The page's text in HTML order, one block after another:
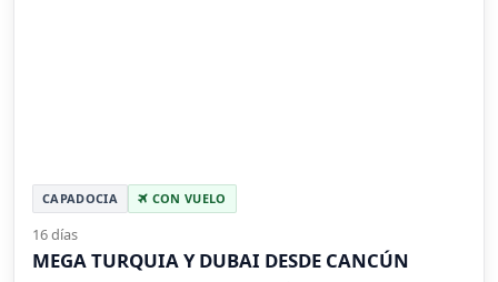
CAPADOCIA CON VUELO
16 días
MEGA TURQUIA Y DUBAI DESDE CANCÚN